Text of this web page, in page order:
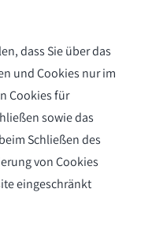
dass Sie über das
und Cookies nur im
Cookies für
sowie das
Schließen des
von Cookies
eingeschränkt